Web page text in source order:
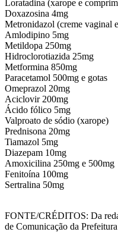
Loratadina (xarope e
Doxazosina 4mg
Metronidazol (creme vaginal
Amlodipino 5mg
Metildopa 250mg
Hidroclorotiazida 25mg
Metformina 850mg
Paracetamol 500mg e gotas
Omeprazol 20mg
Aciclovir 200mg
Ácido fólico 5mg
Valproato de sódio (xarope)
Prednisona 20mg
Tiamazol 5mg
Diazepam 10mg
Amoxicilina 250mg e 500mg
Fenitoína 100mg
Sertralina 50mg
FONTE/CRÉDITOS: Da
de Comunicação da